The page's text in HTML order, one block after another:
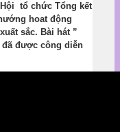
tổ chức Tổng kết
hoat động
sắc. Bài hát ”
đã được công diễn